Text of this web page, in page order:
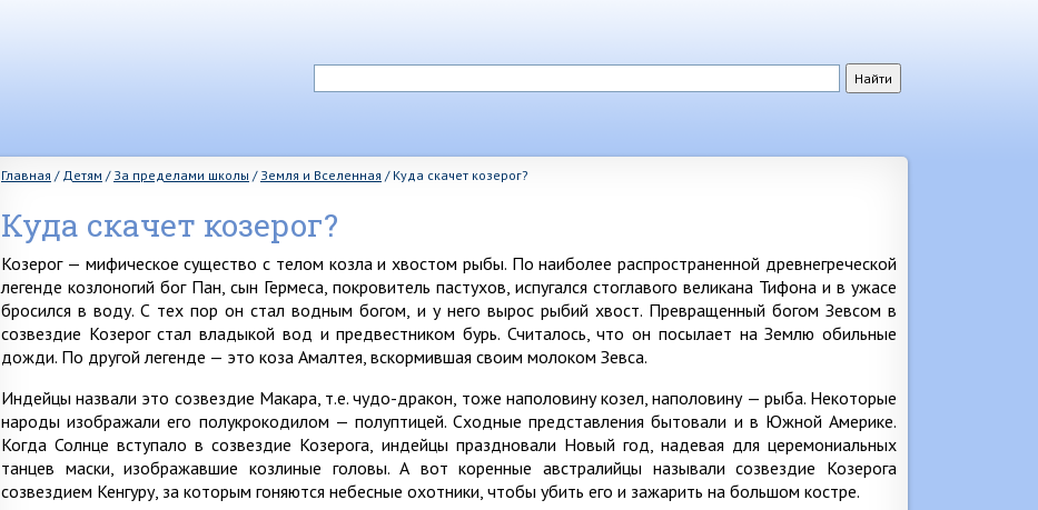
Главная / Детям / За пределами школы / Земля и Вселенная / Куда скачет козерог?
Куда скачет козерог?
Козерог — мифическое существо с телом козла и хвостом рыбы. По наиболее распространенной древнегреческой
легенде козлоногий бог Пан, сын Гермеса, покровитель пастухов, испугался стоглавого великана Тифона и в ужасе
бросился в воду. С тех пор он стал водным богом, и у него вырос рыбий хвост. Превращенный богом Зевсом в
созвездие Козерог стал владыкой вод и предвестником бурь. Считалось, что он посылает на Землю обильные
дожди. По другой легенде — это коза Амалтея, вскормившая своим молоком Зевса.
Индейцы назвали это созвездие Макара, т.е. чудо-дракон, тоже наполовину козел, наполовину — рыба. Некоторые
народы изображали его полукрокодилом — полуптицей. Сходные представления бытовали и в Южной Америке.
Когда Солнце вступало в созвездие Козерога, индейцы праздновали Новый год, надевая для церемониальных
танцев маски, изображавшие козлиные головы. А вот коренные австралийцы называли созвездие Козерога
созвездием Кенгуру, за которым гоняются небесные охотники, чтобы убить его и зажарить на большом костре.